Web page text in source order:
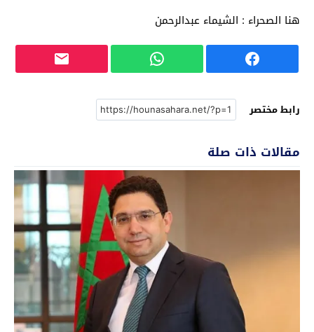
هنا الصحراء : الشيماء عبدالرحمن
رابط مختصر
مقالات ذات صلة